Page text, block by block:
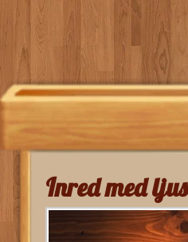
Inred med ljus